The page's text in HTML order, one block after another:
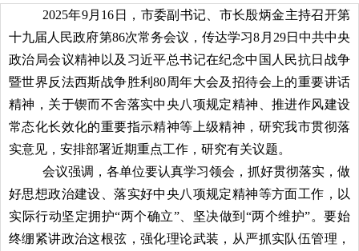
容
2025年9月16日，市委副书记、市长殷炳金主持召开第
十九届人民政府第86次常务会议，传达学习8月29日中共中央
政治局会议精神以及习近平总书记在纪念中国人民抗日战争
暨世界反法西斯战争胜利80周年大会及招待会上的重要讲话
精神，关于锲而不舍落实中央八项规定精神、推进作风建设
常态化长效化的重要指示精神等上级精神，研究我市贯彻落
实意见，安排部署近期重点工作，研究有关议题。
会议强调，各单位要认真学习领会，抓好贯彻落实，做
好思想政治建设、落实好中央八项规定精神等方面工作，以
实际行动坚定拥护“两个确立”、坚决做到“两个维护”。要始
终绷紧讲政治这根弦，强化理论武装，从严抓实队伍管理，